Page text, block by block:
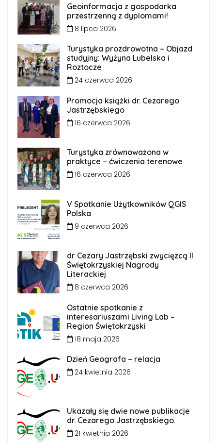
Geoinformacja z gospodarka
przestrzenną z dyplomami!
8 lipca 2026
Turystyka prozdrowotna – Objazd
studyjny: Wyżyna Lubelska i
Roztocze
24 czerwca 2026
Promocja książki dr. Cezarego
Jastrzębskiego
16 czerwca 2026
Turystyka zrównoważona w
praktyce – ćwiczenia terenowe
16 czerwca 2026
V Spotkanie Użytkowników QGIS
Polska
9 czerwca 2026
dr Cezary Jastrzębski zwycięzcą II
Świętokrzyskiej Nagrody
Literackiej
8 czerwca 2026
Ostatnie spotkanie z
interesariuszami Living Lab –
Region Świętokrzyski
18 maja 2026
Dzień Geografa – relacja
24 kwietnia 2026
Ukazały się dwie nowe publikacje
dr. Cezarego Jastrzębskiego.
21 kwietnia 2026